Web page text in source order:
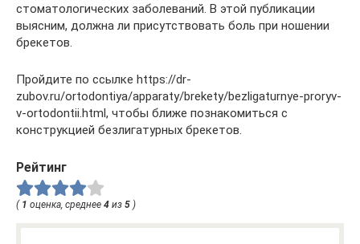
стоматологических заболеваний. В этой публикации
выясним, должна ли присутствовать боль при ношении
брекетов.
Пройдите по ссылке https://dr-
zubov.ru/ortodontiya/apparaty/brekety/bezligaturnye-proryv-
v-ortodontii.html, чтобы ближе познакомиться с
конструкцией безлигатурных брекетов.
Рейтинг
( 1 оценка, среднее 4 из 5 )